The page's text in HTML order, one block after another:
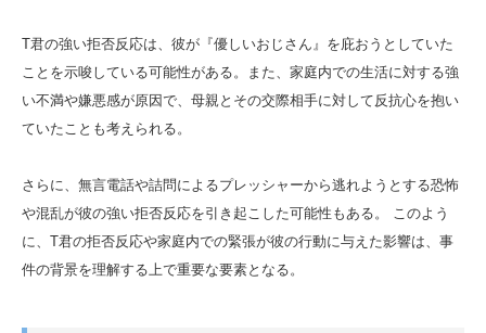
T君の強い拒否反応は、彼が『優しいおじさん』を庇おうとしていた
ことを示唆している可能性がある。また、家庭内での生活に対する強
い不満や嫌悪感が原因で、母親とその交際相手に対して反抗心を抱い
ていたことも考えられる。
さらに、無言電話や詰問によるプレッシャーから逃れようとする恐怖
や混乱が彼の強い拒否反応を引き起こした可能性もある。 このよう
に、T君の拒否反応や家庭内での緊張が彼の行動に与えた影響は、事
件の背景を理解する上で重要な要素となる。